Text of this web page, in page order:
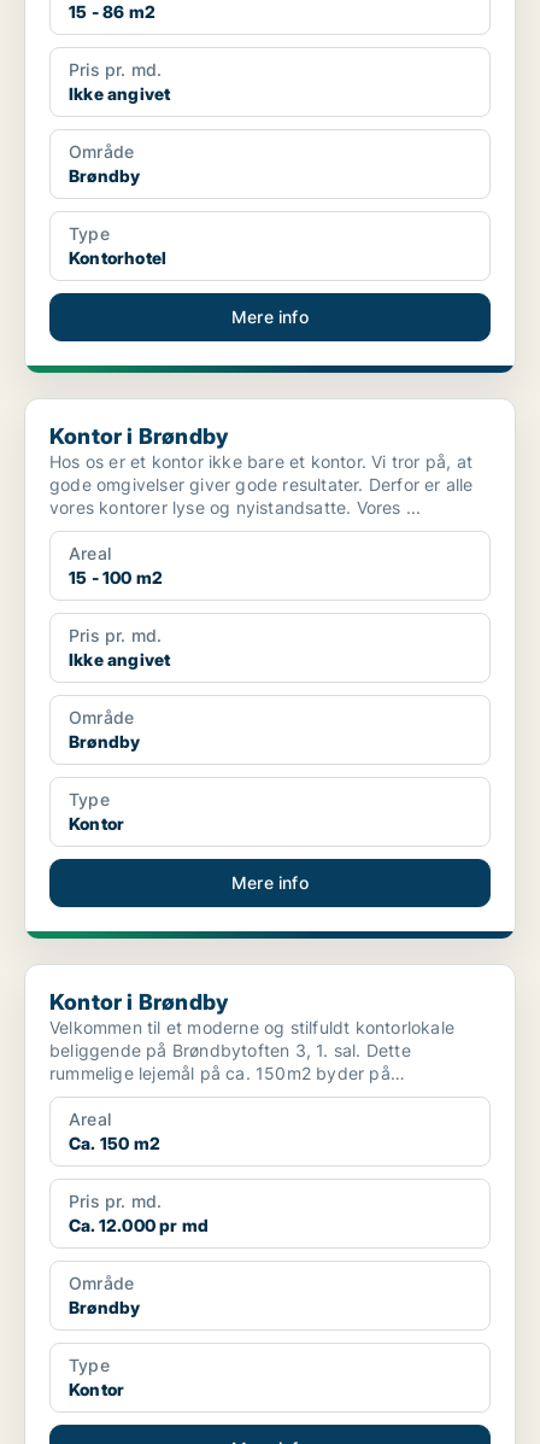
15 - 86 m2
Pris pr. md.
Ikke angivet
Område
Brøndby
Type
Kontorhotel
Mere info
Kontor i Brøndby
Kontor i Brøndby
Hos os er et kontor ikke bare et kontor. Vi tror på, at
gode omgivelser giver gode resultater. Derfor er alle
vores kontorer lyse og nyistandsatte. Vores ...
Areal
15 - 100 m2
Pris pr. md.
Ikke angivet
Område
Brøndby
Type
Kontor
Mere info
Kontor i Brøndby
Kontor i Brøndby
Velkommen til et moderne og stilfuldt kontorlokale
beliggende på Brøndbytoften 3, 1. sal. Dette
rummelige lejemål på ca. 150m2 byder på
komfortabel og funkti...
Areal
Ca. 150 m2
Pris pr. md.
Ca. 12.000 pr md
Område
Brøndby
Type
Kontor